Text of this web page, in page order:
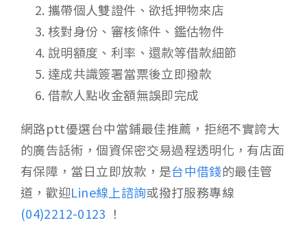
攜帶個人雙證件、欲抵押物來店
核對身份、審核條件、鑑估物件
說明額度、利率、還款等借款細節
達成共識簽署當票後立即撥款
借款人點收金額無誤即完成
網路ptt優選台中當鋪最佳推薦，拒絕不實誇大
的廣告話術，個資保密交易過程透明化，有店面
有保障，當日立即放款，是台中借錢的最佳管
道，歡迎Line線上諮詢或撥打服務專線
(04)2212-0123 ！